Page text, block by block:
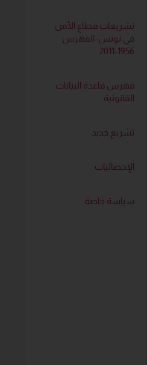
تشريعات قطاع الأمن
في تونس: الفهرس
1956-2011
فهرس قاعدة البيانات
القانونية
تشريع جديد
الإحصائيات
سياسة خاصة